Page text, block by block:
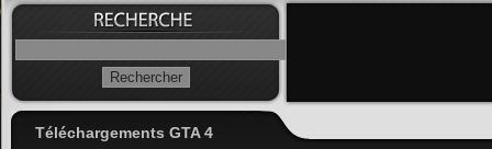
Téléchargements GTA 4